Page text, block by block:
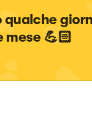
qualche
💪🏻